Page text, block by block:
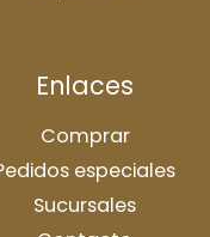
Enlaces
Comprar
especiales
Sucursales